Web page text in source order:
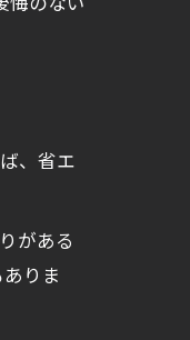
、省エ
がある
りま